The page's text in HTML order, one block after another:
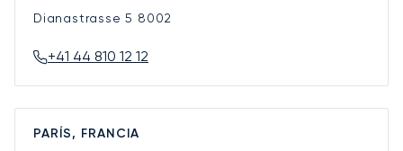
Dianastrasse 5 8002
+41 44 810 12 12
PARÍS, FRANCIA